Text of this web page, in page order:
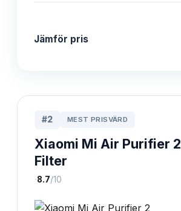
Jämför pris
#2 MEST PRISVÄRD
Xiaomi Mi Air Purifier 2
Filter
·8.7/10